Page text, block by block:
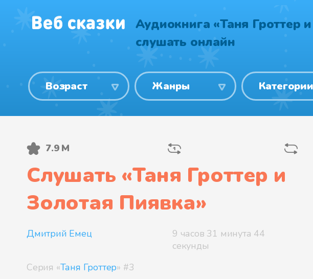
Аудиокнига «Таня Гроттер
слушать онлайн
Возраст Жанры Категории
7.9 М
Слушать «Таня Гроттер и
Золотая Пиявка»
Дмитрий Емец
9 часов 31 минута 44
секунды
Серия «Таня Гроттер» #3